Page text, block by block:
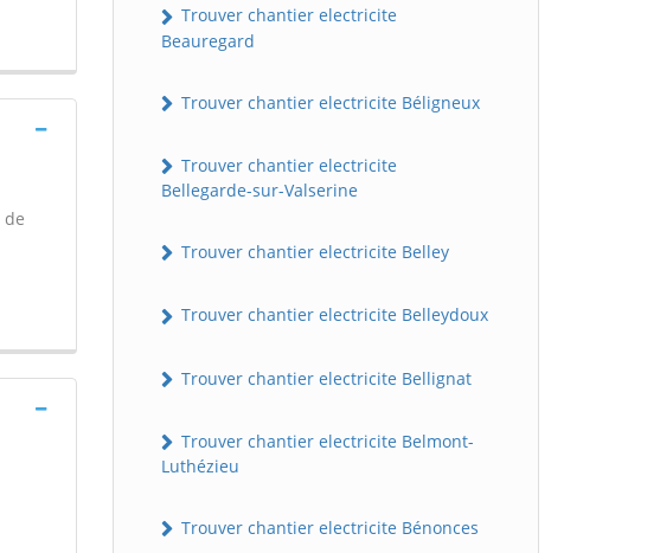
de
Trouver chantier electricite
Beauregard
Trouver chantier electricite Béligneux
Trouver chantier electricite
Bellegarde-sur-Valserine
Trouver chantier electricite Belley
Trouver chantier electricite Belleydoux
Trouver chantier electricite Bellignat
Trouver chantier electricite Belmont-
Luthézieu
Trouver chantier electricite Bénonces